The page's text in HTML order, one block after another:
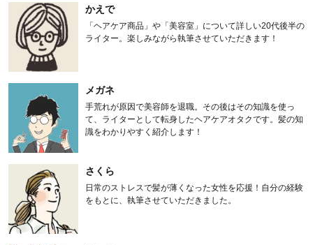
かえで
「ヘアケア商品」や「美容室」について詳しい20代後半の
ライター。楽しみながら執筆させていただきます！
メガネ
手荒れが原因で美容師を退職。その後はその知識を使っ
て、ライターとして転身したヘアケアオタクです。髪の知
識をわかりやすく紹介します！
さくら
日常のストレスで髪が薄くなった女性を応援！自分の経験
をもとに、執筆させていただきました。